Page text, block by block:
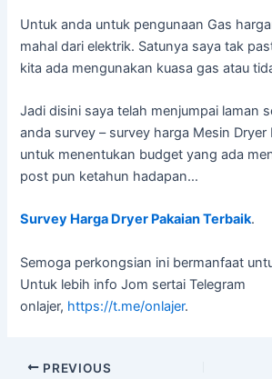
Untuk anda untuk pengunaan Gas
mahal dari elektrik. Satunya saya tak
kita ada mengunakan kuasa gas atau
Jadi disini saya telah menjumpai laman
anda survey – survey harga Mesin Dryer
untuk menentukan budget yang ada
post pun ketahun hadapan…
Survey Harga Dryer Pakaian Terbaik.
Semoga perkongsian ini bermanfaat
Untuk lebih info Jom sertai Telegram
onlajer, https://t.me/onlajer.
PREVIOUS